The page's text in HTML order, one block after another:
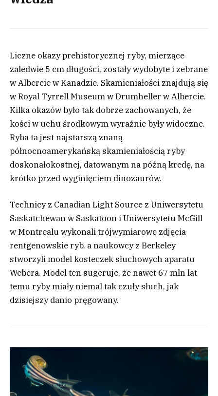
Liczne okazy prehistorycznej ryby, mierzące
zaledwie 5 cm długości, zostały wydobyte i zebrane
w Albercie w Kanadzie. Skamieniałości znajdują się
w Royal Tyrrell Museum w Drumheller w Albercie.
Kilka okazów było tak dobrze zachowanych, że
kości w uchu środkowym wyraźnie były widoczne.
Ryba ta jest najstarszą znaną
północnoamerykańską skamieniałością ryby
doskonałokostnej, datowanym na późną kredę, na
krótko przed wyginięciem dinozaurów.
Technicy z Canadian Light Source z Uniwersytetu
Saskatchewan w Saskatoon i Uniwersytetu McGill
w Montrealu wykonali trójwymiarowe zdjęcia
rentgenowskie ryb, a naukowcy z Berkeley
stworzyli model kosteczek słuchowych aparatu
Webera. Model ten sugeruje, że nawet 67 mln lat
temu ryby miały niemal tak czuły słuch, jak
dzisiejszy danio pręgowany.